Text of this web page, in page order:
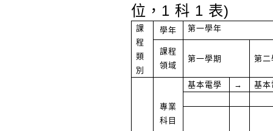
位， 1 科 1 表)
課
程
類
別
學年 第一學年
課程
領域
第一學期 第二
專業
科目
基本電學 → 基本